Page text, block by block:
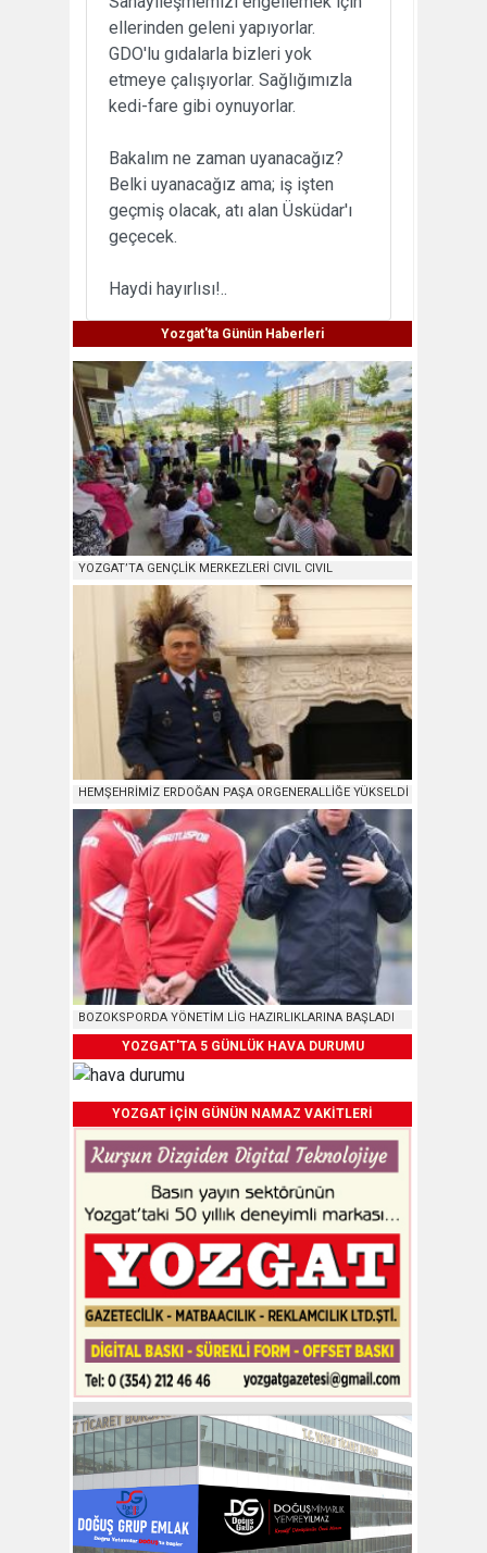
ellerinden geleni yapıyorlar.
GDO'lu gıdalarla bizleri yok
etmeye çalışıyorlar. Sağlığımızla
kedi-fare gibi oynuyorlar.
Bakalım ne zaman uyanacağız?
Belki uyanacağız ama; iş işten
geçmiş olacak, atı alan Üsküdar'ı
geçecek.
Haydi hayırlısı!..
Yozgat'ta Günün Haberleri
YOZGAT’TA GENÇLİK MERKEZLERİ CIVIL CIVIL
HEMŞEHRİMİZ ERDOĞAN PAŞA ORGENERALLİĞE YÜKSELDİ
BOZOKSPORDA YÖNETİM LİG HAZIRLIKLARINA BAŞLADI
YOZGAT'TA 5 GÜNLÜK HAVA DURUMU
YOZGAT İÇİN GÜNÜN NAMAZ VAKİTLERİ